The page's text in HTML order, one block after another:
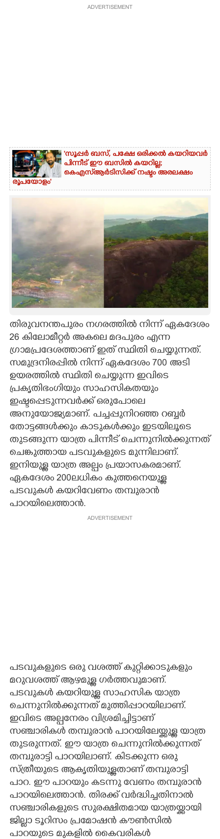
ADVERTISEMENT
'സൂപ്പർ ബസ്, പക്ഷേ ഒരിക്കൽ കയറിയവർ
പിന്നീട് ഈ ബസിൽ കയറില്ല;
കെഎസ്ആർടിസിക്ക് നഷ്ടം അരലക്ഷം
രൂപയോളം'
തിരുവനന്തപുരം നഗരത്തിൽ നിന്ന് ഏകദേശം
26 കിലോമീറ്റർ അകലെ മദപുരം എന്ന
ഗ്രാമപ്രദേശത്താണ് ഇത് സ്ഥിതി ചെയ്യുന്നത്.
സമുദ്രനിരപ്പിൽ നിന്ന് ഏകദേശം 700 അടി
ഉയരത്തിൽ സ്ഥിതി ചെയ്യുന്ന ഇവിടെ
പ്രകൃതിഭംഗിയും സാഹസികതയും
ഇഷ്ടപ്പെടുന്നവർക്ക് ഒരുപോലെ
അനുയോജ്യമാണ്. പച്ചപ്പുനിറഞ്ഞ റബ്ബർ
തോട്ടങ്ങൾക്കും കാടുകൾക്കും ഇടയിലൂടെ
തുടങ്ങുന്ന യാത്ര പിന്നീട് ചെന്നുനിൽക്കുന്നത്
ചെങ്കുത്തായ പടവുകളുടെ മുന്നിലാണ്.
ഇനിയുള്ള യാത്ര അല്പം പ്രയാസകരമാണ്.
ഏകദേശം 200ലധികം കുത്തനെയുള്ള
പടവുകൾ കയറിവേണം തമ്പുരാൻ
പാറയിലെത്താൻ.
ADVERTISEMENT
പടവുകളുടെ ഒരു വശത്ത് കുറ്റിക്കാടുകളും
മറുവശത്ത് ആഴമുള്ള ഗർത്തവുമാണ്.
പടവുകൾ കയറിയുള്ള സാഹസിക യാത്ര
ചെന്നുനിൽക്കുന്നത് മുത്തിപ്പാറയിലാണ്.
ഇവിടെ അല്പനേരം വിശ്രമിച്ചിട്ടാണ്
സഞ്ചാരികൾ തമ്പുരാൻ പാറയിലേയ്ക്കുള്ള യാത്ര
തുടരുന്നത്. ഈ യാത്ര ചെന്നുനിൽക്കുന്നത്
തമ്പുരാട്ടി പാറയിലാണ്. കിടക്കുന്ന ഒരു
സ്ത്രീയുടെ ആകൃതിയുള്ളതാണ് തമ്പുരാട്ടി
പാറ. ഈ പാറയും കടന്നു വേണം തമ്പുരാൻ
പാറയിലെത്താൻ. തിരക്ക് വർദ്ധിച്ചതിനാൽ
സഞ്ചാരികളുടെ സുരക്ഷിതമായ യാത്രയ്ക്കായി
ജില്ലാ ടൂറിസം പ്രമോഷൻ കൗൺസിൽ
പാറയുടെ മുകളിൽ കൈവരികൾ